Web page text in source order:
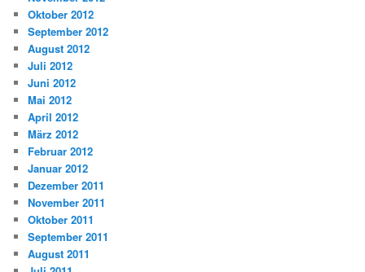
Oktober 2012
September 2012
August 2012
Juli 2012
Juni 2012
Mai 2012
April 2012
März 2012
Februar 2012
Januar 2012
Dezember 2011
November 2011
Oktober 2011
September 2011
August 2011